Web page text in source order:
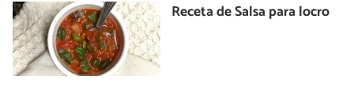
Receta de Salsa para locro